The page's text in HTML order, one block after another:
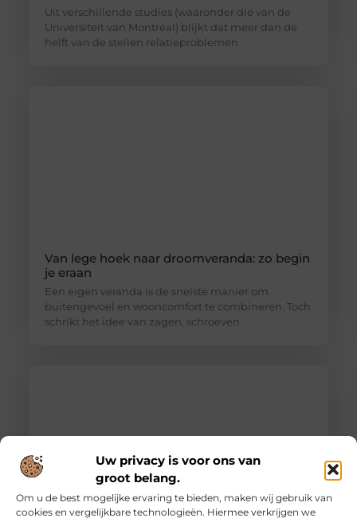
Uw privacy is voor ons van
groot belang.
Om u de best mogelijke ervaring te bieden, maken wij gebruik van
cookies en vergelijkbare technologieën. Hiermee verkrijgen we
Uit verschillende studies (waaronder die van de
Universiteit van Montréal) blijkt dat meer dan de
helft van de stellen relatieproblemen
Van lege hoek naar droomveranda: zo begin
je eraan
Een eigen veranda is de snelste manier om
buitengevoel en wooncomfort te combineren. Toch
schrikt het idee van zagen, schroeven